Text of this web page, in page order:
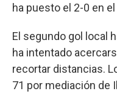
ha puesto el 2-0 en
El segundo gol local
ha intentado
recortar distancias.
71 por mediación de